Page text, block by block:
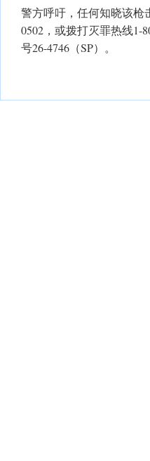
警方呼吁，任何知晓该枪
0502，或拨打灭罪热线1-
号26-4746（SP）。